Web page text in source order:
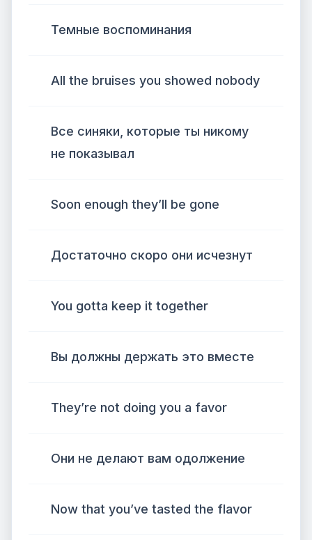
Темные воспоминания
All the bruises you showed nobody
Все синяки, которые ты никому
не показывал
Soon enough they’ll be gone
Достаточно скоро они исчезнут
You gotta keep it together
Вы должны держать это вместе
They’re not doing you a favor
Они не делают вам одолжение
Now that you’ve tasted the flavor